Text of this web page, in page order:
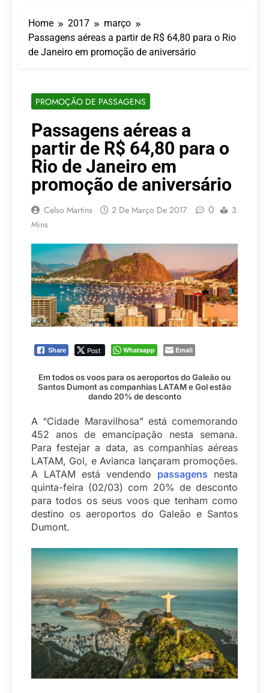
nos aeroportos da
Região Sul
7 De Agosto De 2026
Hotel Premium
Campinas fortalece
internacional, Marc
Balanger assume
São Paulo Ibirapuera
5 De Agosto De 2026
LATAM anuncia 42
rotas na primeira fase
de operação do
Embraer 195-E2
5 De Agosto De 2026
Azul retoma voos
diretos entre Porto
Alegre e Montevidéu
5 De Agosto De 2026
Home 2017
março
Passagens aéreas a partir de R$ 64,80 para o Rio
de Janeiro em promoção de aniversário
PROMOÇÃO DE PASSAGENS
Passagens aéreas a
partir de R$ 64,80 para o
Rio de Janeiro em
promoção de aniversário
Celso Martins 2 De Março De 2017 0
3
Mins
Share Post Whatsapp Email
Em todos os voos para os aeroportos do Galeão ou
Santos Dumont as companhias LATAM e Gol estão
dando 20% de desconto
A “Cidade Maravilhosa” está comemorando
452 anos de emancipação nesta semana.
Para festejar a data, as companhias aéreas
LATAM, Gol, e Avianca lançaram promoções.
A LATAM está vendendo passagens nesta
quinta-feira (02/03) com 20% de desconto
para todos os seus voos que tenham como
destino os aeroportos do Galeão e Santos
Dumont.